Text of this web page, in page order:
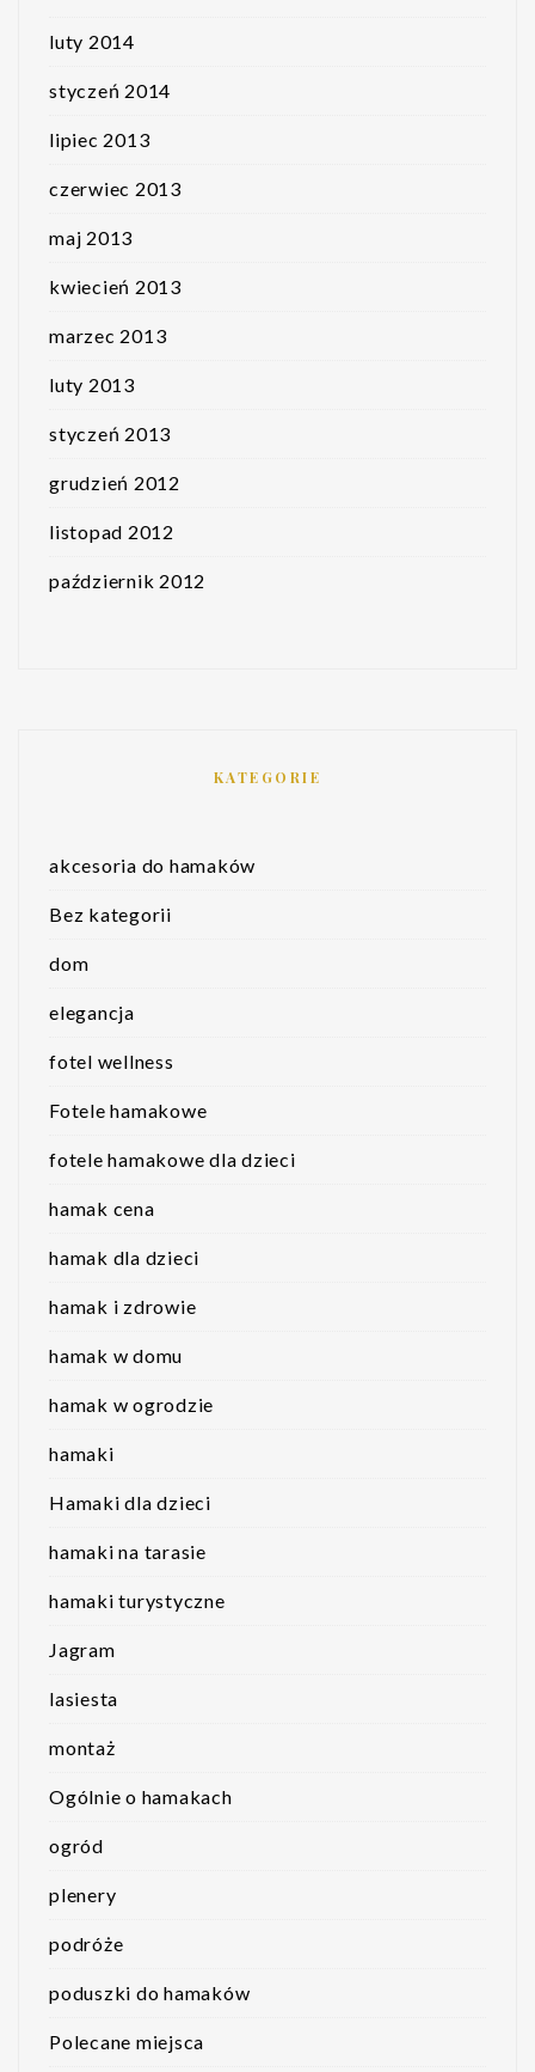
luty 2014
styczeń 2014
lipiec 2013
czerwiec 2013
maj 2013
kwiecień 2013
marzec 2013
luty 2013
styczeń 2013
grudzień 2012
listopad 2012
październik 2012
KATEGORIE
akcesoria do hamaków
Bez kategorii
dom
elegancja
fotel wellness
Fotele hamakowe
fotele hamakowe dla dzieci
hamak cena
hamak dla dzieci
hamak i zdrowie
hamak w domu
hamak w ogrodzie
hamaki
Hamaki dla dzieci
hamaki na tarasie
hamaki turystyczne
Jagram
lasiesta
montaż
Ogólnie o hamakach
ogród
plenery
podróże
poduszki do hamaków
Polecane miejsca